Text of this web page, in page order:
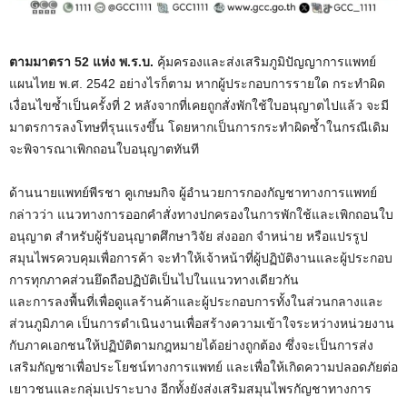
ตามมาตรา 52 แห่ง พ.ร.บ. คุ้มครองและส่งเสริมภูมิปัญญาการแพทย์
แผนไทย พ.ศ. 2542 อย่างไรก็ตาม หากผู้ประกอบการรายใด กระทำผิด
เงื่อนไขซ้ำเป็นครั้งที่ 2 หลังจากที่เคยถูกสั่งพักใช้ใบอนุญาตไปแล้ว จะมี
มาตรการลงโทษที่รุนแรงขึ้น โดยหากเป็นการกระทำผิดซ้ำในกรณีเดิม
จะพิจารณาเพิกถอนใบอนุญาตทันที
ด้านนายแพทย์พีรชา คูเกษมกิจ ผู้อำนวยการกองกัญชาทางการแพทย์
กล่าวว่า แนวทางการออกคำสั่งทางปกครองในการพักใช้และเพิกถอนใบ
อนุญาต สำหรับผู้รับอนุญาตศึกษาวิจัย ส่งออก จำหน่าย หรือแปรรูป
สมุนไพรควบคุมเพื่อการค้า จะทำให้เจ้าหน้าที่ผู้ปฏิบัติงานและผู้ประกอบ
การทุกภาคส่วนยึดถือปฏิบัติเป็นไปในแนวทางเดียวกัน
และการลงพื้นที่เพื่อดูแลร้านค้าและผู้ประกอบการทั้งในส่วนกลางและ
ส่วนภูมิภาค เป็นการดำเนินงานเพื่อสร้างความเข้าใจระหว่างหน่วยงาน
กับภาคเอกชนให้ปฏิบัติตามกฎหมายได้อย่างถูกต้อง ซึ่งจะเป็นการส่ง
เสริมกัญชาเพื่อประโยชน์ทางการแพทย์ และเพื่อให้เกิดความปลอดภัยต่อ
เยาวชนและกลุ่มเปราะบาง อีกทั้งยังส่งเสริมสมุนไพรกัญชาทางการ